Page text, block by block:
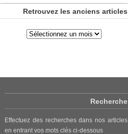
Retrouvez les anciens articles
Recherche
Effectuez des recherches dans nos articles
en entrant vos mots clés ci-dessous